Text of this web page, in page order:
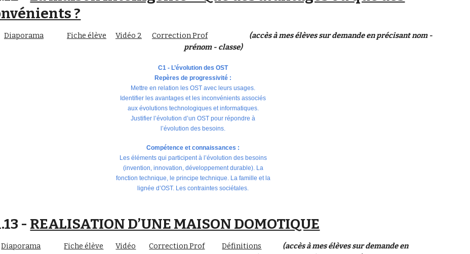
?
Diaporama Fiche élève Vidéo 2 Correction Prof
(accès à mes élèves sur demande en précisant nom -
prénom - classe)
C1 - L’évolution des OST
Repères de progressivité :
Mettre en relation les OST avec leurs usages.
Identifier les avantages et les inconvénients associés
aux évolutions technologiques et informatiques.
Justifier l’évolution d’un OST pour répondre à
l’évolution des besoins.
Compétence et connaissances :
Les éléments qui participent à l’évolution des besoins
(invention, innovation, développement durable). La
fonction technique, le principe technique. La famille et la
lignée d’OST. Les contraintes sociétales.
- REALISATION D’UNE MAISON DOMOTIQUE
Diaporama Fiche élève Vidéo Correction Prof Définitions
(accès à mes élèves sur demande en